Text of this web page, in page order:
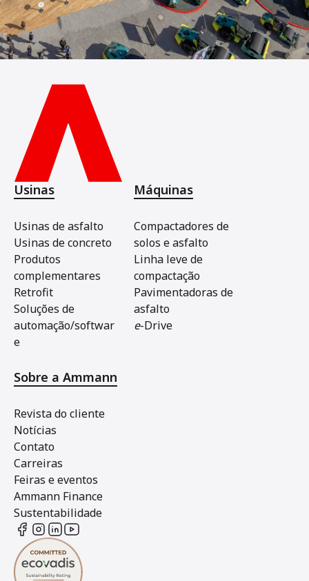
Usinas
Usinas de asfalto
Usinas de concreto
Produtos
complementares
Retrofit
Soluções de
automação/softwar
e
Máquinas
Compactadores de
solos e asfalto
Linha leve de
compactação
Pavimentadoras de
asfalto
e-Drive
Sobre a Ammann
Revista do cliente
Notícias
Contato
Carreiras
Feiras e eventos
Ammann Finance
Sustentabilidade